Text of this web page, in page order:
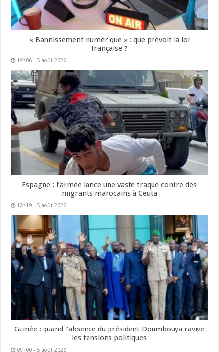
« Bannissement numérique » : que prévoit la loi
française ?
19h06 - 5 août 2026
Espagne : l’armée lance une vaste traque contre des
migrants marocains à Ceuta
12h19 - 5 août 2026
Guinée : quand l’absence du président Doumbouya ravive
les tensions politiques
09h00 - 5 août 2026